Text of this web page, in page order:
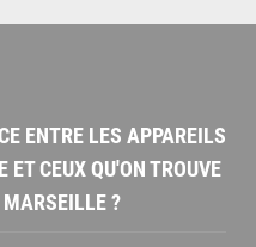
ENTRE LES APPAREILS
ET CEUX QU'ON TROUVE
?